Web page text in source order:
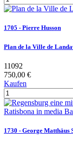
1705 - Pierre Husson
Plan de la Ville de
11092
750,00 €
Kaufen
1730 - George Matthäus